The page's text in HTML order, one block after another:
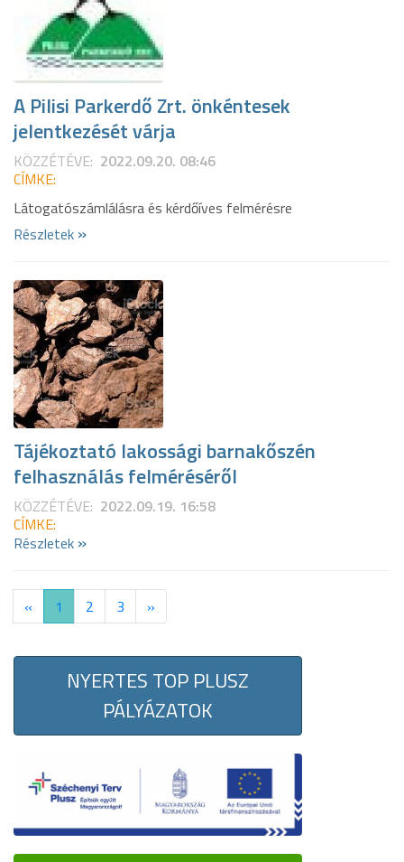
A Pilisi Parkerdő Zrt. önkéntesek
jelentkezését várja
KÖZZÉTÉVE: 2022.09.20. 08:46
CÍMKE:
Látogatószámlálásra és kérdőíves felmérésre
Részletek »
Tájékoztató lakossági barnakőszén
felhasználás felméréséről
KÖZZÉTÉVE: 2022.09.19. 16:58
CÍMKE:
Részletek »
« 1 2 3 »
NYERTES TOP PLUSZ
PÁLYÁZATOK